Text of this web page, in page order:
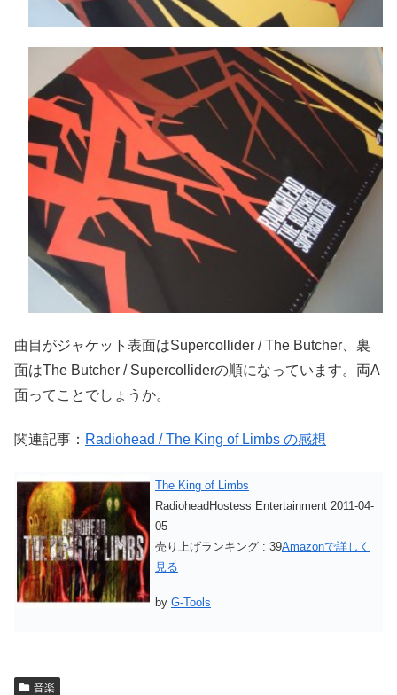
曲目がジャケット表面はSupercollider / The Butcher、裏
面はThe Butcher / Supercolliderの順になっています。両A
面ってことでしょうか。
関連記事： Radiohead / The King of Limbs の感想
The King of Limbs
RadioheadHostess Entertainment 2011-04-
05
売り上げランキング : 39Amazonで詳しく
見る
by G-Tools
音楽